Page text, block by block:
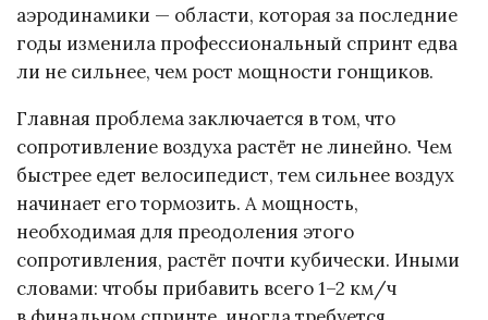
аэродинамики — области, которая за последние
годы изменила профессиональный спринт едва
ли не сильнее, чем рост мощности гонщиков.
Главная проблема заключается в том, что
сопротивление воздуха растёт не линейно. Чем
быстрее едет велосипедист, тем сильнее воздух
начинает его тормозить. А мощность,
необходимая для преодоления этого
сопротивления, растёт почти кубически. Иными
словами: чтобы прибавить всего 1–2 км/ч